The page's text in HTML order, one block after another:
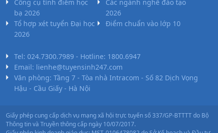
Công cụ tính điểm học
bạ 2026
Các ngành nghề đào tạo
2026
Tổ hợp xét tuyển Đại học
2026
Điểm chuẩn vào lớp 10
Tel: 024.7300.7989 - Hotline: 1800.6947
Email: lienhe@tuyensinh247.com
Văn phòng: Tầng 7 - Tòa nhà Intracom - Số 82 Dịch Vọng
Hậu - Cầu Giấy - Hà Nội
Giấy phép cung cấp dịch vụ mạng xã hội trực tuyến số 337/GP-BTTTT do Bộ
Thông tin và Truyền thông cấp ngày 10/07/2017.